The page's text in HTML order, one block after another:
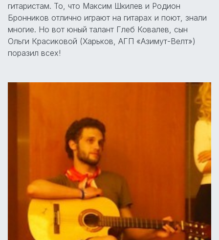
гитаристам. То, что Максим Шкилев и Родион
Бронников отлично играют на гитарах и поют, знали
многие. Но вот юный талант Глеб Ковалев, сын
Ольги Красиковой (Харьков, АГП «Азимут-Велт»)
поразил всех!